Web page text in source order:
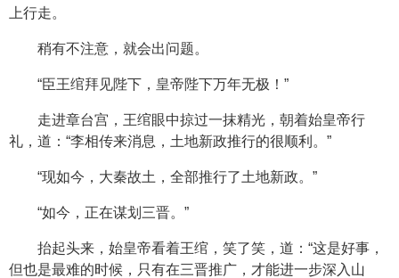
上行走。
稍有不注意，就会出问题。
“臣王绾拜见陛下，皇帝陛下万年无极！”
走进章台宫，王绾眼中掠过一抹精光，朝着始皇帝行
礼，道：“李相传来消息，土地新政推行的很顺利。”
“现如今，大秦故土，全部推行了土地新政。”
“如今，正在谋划三晋。”
抬起头来，始皇帝看着王绾，笑了笑，道：“这是好事，
但也是最难的时候，只有在三晋推广，才能进一步深入山